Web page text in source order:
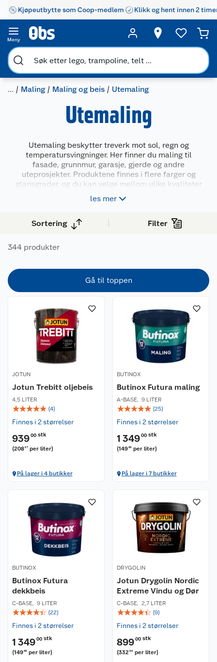
Kjøpeutbytte som Coop-medlem Klikk og hent innen 2
Meny
... Maling Maling og beis Utemaling
Utemaling
Utemaling beskytter treverk mot sol, regn og
temperatursvingninger. Her finner du maling til
fasade, grunnmur, garasje, gjerde og andre
uteprosjekter. Produktene finnes i flere farger og
glansgrader, og du kan velge mellom ulike kvaliteter
og spannstørrelser. Enten du skal male nytt eller
fornye en sliten fasade, gir riktig maling et varig og
norske været over tid.
les mer
Sortering Filter
344 produkter
Gå til toppen
JOTUN
Jotun Trebitt oljebeis
4,5 LITER
☆☆☆☆☆ (4)
Finnes i 2 størrelser
93900 stk
(20867 per liter)
På lager i 4 butikker
BUTINOX
Butinox Futura maling
A-BASE, 9 LITER
☆☆☆☆☆ (25)
Finnes i 2 størrelser
1 34900 stk
(14989 per liter)
På lager i 7 butikker
BUTINOX
Butinox Futura
dekkbeis
C-BASE, 9 LITER
☆☆☆☆☆ (22)
Finnes i 2 størrelser
1 34900 stk
(14989 per liter)
DRYGOLIN
Jotun Drygolin Nordic
Extreme Vindu og Dør
C-BASE, 2,7 LITER
☆☆☆☆☆ (9)
Finnes i 2 størrelser
89900 stk
(33296 per liter)